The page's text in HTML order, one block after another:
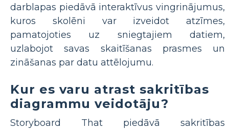
darblapas piedāvā interaktīvus vingrinājumus,
kuros skolēni var izveidot atzīmes,
pamatojoties uz sniegtajiem datiem,
uzlabojot savas skaitīšanas prasmes un
zināšanas par datu attēlojumu.
Kur es varu atrast sakritības
diagrammu veidotāju?
Storyboard That piedāvā sakritības